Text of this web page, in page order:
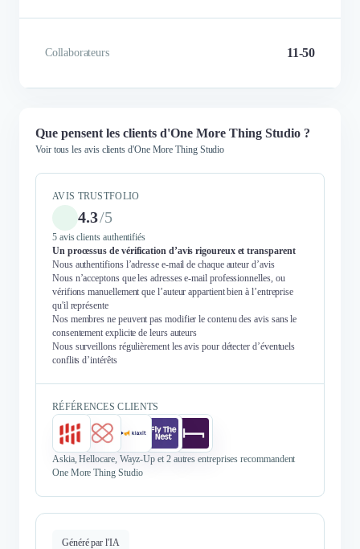
pour un budget très sympa aux
Julien Honnart
en respectant les délais et le
Sylvain Jaune
Collaborateurs 11-50
Que pensent les clients d'One More Thing Studio ?
Voir tous les avis clients d'One More Thing Studio
AVIS TRUSTFOLIO
4.3/5
5 avis clients authentifiés
Un processus de vérification d’avis rigoureux et transparent
Nous authentifions l’adresse e-mail de chaque auteur d’avis
Nous n’acceptons que les adresses e-mail professionnelles, ou
vérifions manuellement que l’auteur appartient bien à l’entreprise
qu'il représente
Nos membres ne peuvent pas modifier le contenu des avis sans le
consentement explicite de leurs auteurs
Nous surveillons régulièrement les avis pour détecter d’éventuels
conflits d’intérêts
RÉFÉRENCES CLIENTS
Askia, Hellocare, Wayz-Up et 2 autres entreprises recommandent
One More Thing Studio
Généré par l'IA